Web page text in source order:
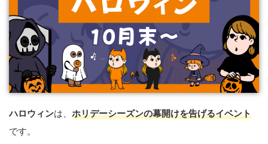
ハロウィンは、 ホリデーシーズンの幕開けを告げるイベント
です。